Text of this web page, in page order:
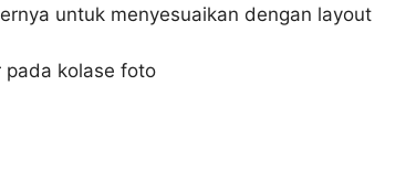
untuk menyesuaikan dengan layout
pada kolase foto